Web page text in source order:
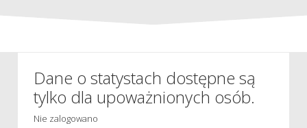
Dane o statystach dostępne są
tylko dla upoważnionych osób.
Nie zalogowano